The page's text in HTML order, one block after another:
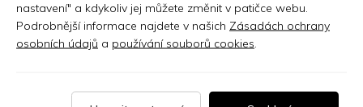
Servis
Nabídka práce
nastavení" a kdykoliv jej můžete změnit v patičce webu.
Podrobnější informace najdete v našich Zásadách ochrany
osobních údajů a používání souborů cookies